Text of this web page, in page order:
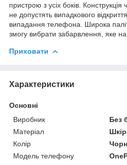
пристрою з усіх боків. Конструкція
не допустять випадкового
випадання телефона. Широка
змогу вибрати забарвлення, яке
Приховати
Характеристики
Основні
Виробник
Без
Матеріал
Колір
Модель телефону